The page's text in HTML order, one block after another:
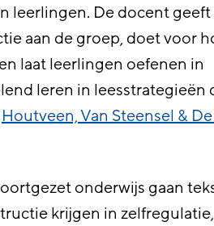
leerlingen. De docent geeft
aan de groep, doet voor
laat leerlingen oefenen in
leren in leesstrategieën
Houtveen, Van Steensel &
onderwijs gaan
krijgen in zelfregulatie,